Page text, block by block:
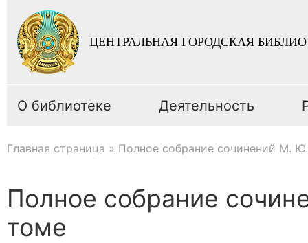
ЦЕНТРАЛЬНАЯ ГОРОДСКАЯ
О библиотеке Деятельность
Главная страница » Полное собрание сочинений М.
Полное собрание
томе